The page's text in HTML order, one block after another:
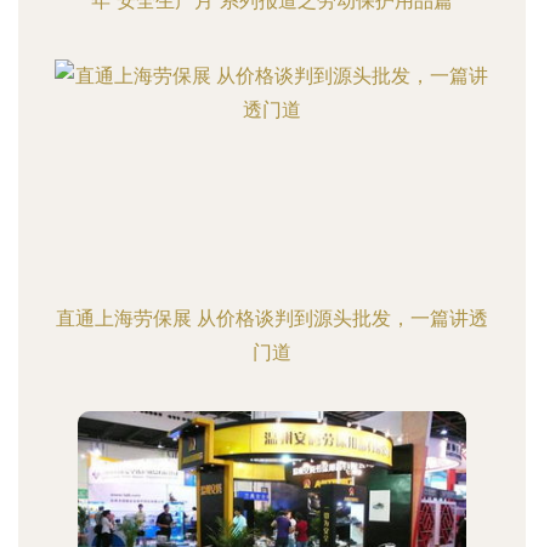
直通上海劳保展 从价格谈判到源头批发，一篇讲透
门道